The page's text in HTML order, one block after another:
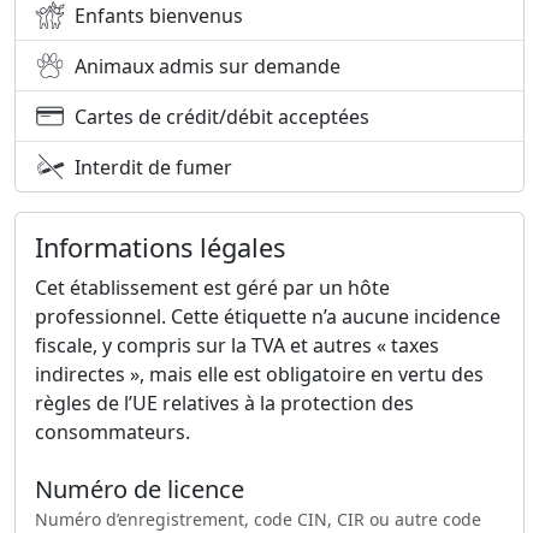
Enfants bienvenus
Animaux admis sur demande
Cartes de crédit/débit acceptées
Interdit de fumer
Informations légales
Cet établissement est géré par un hôte
professionnel. Cette étiquette n’a aucune incidence
fiscale, y compris sur la TVA et autres « taxes
indirectes », mais elle est obligatoire en vertu des
règles de l’UE relatives à la protection des
consommateurs.
Numéro de licence
Numéro d’enregistrement, code CIN, CIR ou autre code